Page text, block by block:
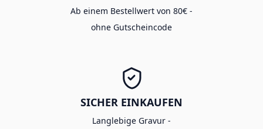
Ab einem Bestellwert von 80€ -
ohne Gutscheincode
SICHER EINKAUFEN
Langlebige Gravur -